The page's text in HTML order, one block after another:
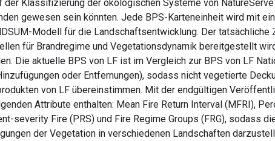
Klassifizierung der ökologischen Systeme von
gewesen sein könnten. Jede BPS-Karteneinheit wird mit
Modell für die Landschaftsentwicklung. Der
für Brandregime und Vegetationsdynamik bereitgestellt
Die aktuelle BPS von LF ist im Vergleich zur BPS von LF
oder Entfernungen), sodass nicht vegetierte
von LF übereinstimmen. Mit der endgültigen
Attribute enthalten: Mean Fire Return Interval (MFRI),
severity Fire (PRS) und Fire Regime Groups (FRG), sodass
der Vegetation in verschiedenen Landschaften